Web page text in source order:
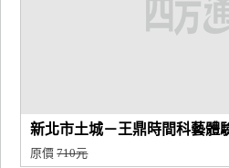
新北市土城－王鼎時間科藝體
原價710元